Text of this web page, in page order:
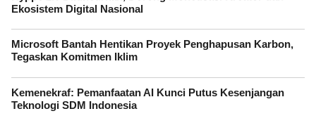
Ekosistem Digital Nasional
Microsoft Bantah Hentikan Proyek Penghapusan Karbon,
Tegaskan Komitmen Iklim
Kemenekraf: Pemanfaatan AI Kunci Putus Kesenjangan
Teknologi SDM Indonesia